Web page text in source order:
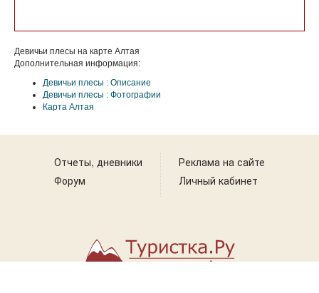
Девичьи плесы на карте Алтая
Дополнительная информация:
Девичьи плесы : Описание
Девичьи плесы : Фотографии
Карта Алтая
Отчеты, дневники
Форум
Реклама на сайте
Личный кабинет